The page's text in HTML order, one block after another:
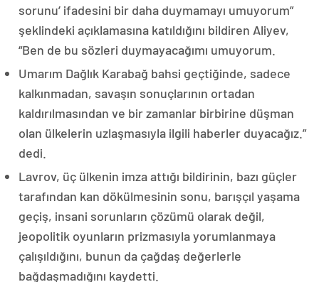
sorunu’ ifadesini bir daha duymamayı umuyorum”
şeklindeki açıklamasına katıldığını bildiren Aliyev,
“Ben de bu sözleri duymayacağımı umuyorum.
Umarım Dağlık Karabağ bahsi geçtiğinde, sadece
kalkınmadan, savaşın sonuçlarının ortadan
kaldırılmasından ve bir zamanlar birbirine düşman
olan ülkelerin uzlaşmasıyla ilgili haberler duyacağız.”
dedi.
Lavrov, üç ülkenin imza attığı bildirinin, bazı güçler
tarafından kan dökülmesinin sonu, barışçıl yaşama
geçiş, insani sorunların çözümü olarak değil,
jeopolitik oyunların prizmasıyla yorumlanmaya
çalışıldığını, bunun da çağdaş değerlerle
bağdaşmadığını kaydetti.